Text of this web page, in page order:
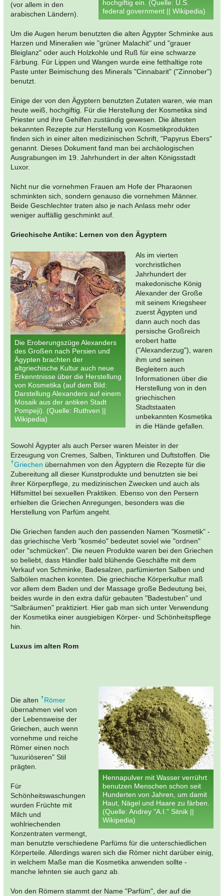
hochgiftig ein. (Quelle: U.S.
federal government || Wikipedia)
(vor allem in den
arabischen Ländern).
Um die Augen herum benutzten die alten Ägypter Schminke aus
Harzen und Mineralien wie "grüner Malachit" und "grauer
Bleiglanz" oder auch Holzkohle und Ruß für eine schwarze
Färbung. Für Lippen und Wangen wurde eine fetthaltige rote
Paste unter Beimischung des Minerals "Cinnabarit" ("Zinnober")
benutzt.
Einige der von den Ägyptern benutzten Zutaten waren, wie man
heute weiß, hochgiftig. Für die Herstellung der Kosmetika sind
Priester und ihre Gehilfen zuständig gewesen. Die ältesten
bekannten Rezepte zur Herstellung von Kosmetikprodukten
finden sich in einer alten medizinischen Schrift, "Papyrus Ebers"
genannt. Dieses Dokument fand man bei archäologischen
Ausgrabungen im 19. Jahrhundert in der alten Königsstadt
Luxor.
Nicht nur die vornehmen Frauen am Hofe der Pharaonen
schminkten sich, sondern genauso die vornehmen Männer.
Beide Geschlechter traten also je nach Anlass mehr oder
weniger auffällig geschminkt auf.
Griechische Antike: Lernen von den Ägyptern
Die Eroberungszüge Alexanders
des Großen nach Persien und
Ägypten brachten der
altgriechische Kultur auch neue
Erkenntnisse über die Herstellung
von Kosmetika (auf dem Bild:
Darstellung Alexanders auf einem
Mosaik aus der antiken Stadt
Pompeji). (Quelle: Ruthven ||
Wikipedia)
Als im vierten
vorchristlichen
Jahrhundert der
makedonische König
Alexander der Große
mit seinem Kriegsheer
zuerst Ägypten und
dann auch noch das
persische Großreich
erobert hatte
("Alexanderzug"), waren
ihm und seinen
Begleitern auch
Informationen über die
Herstellung von in den
griechischen
Stadtstaaten
unbekannten Kosmetika
in die Hände gefallen.
Sowohl Ägypter als auch Perser waren Meister in der
Erzeugung von Cremes, Salben, Tinkturen und Duftstoffen. Die
Griechen übernahmen von den Ägyptern die Rezepte für die
Zubereitung all dieser Kunstprodukte und benutzten sie bei
ihrer Körperpflege, zu medizinischen Zwecken und auch als
Hilfsmittel bei sexuellen Praktiken. Ebenso von den Persern
erhielten die Griechen Anregungen, besonders was die
Herstellung von Parfüm angeht.
Die Griechen fanden auch den passenden Namen "Kosmetik" -
das griechische Verb "kosméo" bedeutet soviel wie "ordnen"
oder "schmücken". Die neuen Produkte waren bei den Griechen
so beliebt, dass Händler bald blühende Geschäfte mit dem
Verkauf von Schminke, Badesalzen, parfümierten Salben und
Salbölen machen konnten. Die griechische Körperkultur maß
vor allem dem Baden und der Massage große Bedeutung bei,
beides wurde in den extra dafür gebauten "Badestuben" und
"Salbräumen" praktiziert. Hier gab man sich unter Verwendung
der Kosmetika einer ausgiebigen Körper- und Schönheitspflege
hin.
Luxus im alten Rom
Hennapulver mit Wasser verrührt
benutzen Menschen schon seit
Hunderten von Jahren, um damit
Haut, Nägel und Haare zu färben.
(Quelle: Andrey "A.I." Sitnik ||
Wikipedia)
Die alten
Römer
übernahmen viel von
der Lebensweise der
Griechen, auch wenn
vornehme und reiche
Römer einen noch
"luxuriöseren" Stil
prägten.
Für
Schönheitswaschungen
wurden Früchte mit
Milch und
wohlriechenden
Konzentraten vermengt,
man benutzte verschiedene Parfüms für die unterschiedlichen
Körperteile. Allerdings waren sich die Römer nicht darüber einig,
in welchem Maße man die Kosmetika anwenden sollte -
manche lehnten sie auch ganz ab.
Von den Römern stammt der Name "Parfüm", der auf die